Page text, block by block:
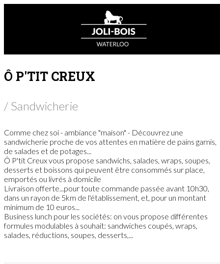
Ô P'TIT CREUX
/ Sandwicherie
Comme chez soi - ambiance "maison" - Découvrez une
sandwicherie proche de vos attentes en matière de pains garnis,
de salades et de potages...
Ô P'tit Creux vous propose sandwichs, salades, wraps, soupes,
desserts et boissons qui peuvent être consommés sur place,
emportés ou livrés à domicile
Livraison offerte...pour toute commande passée avant 10h30,
dans un rayon de 5km de l'établissement, et, pour un montant
minimum de 10 euros...
Business lunch pour les sociétés: on vous propose différentes
formules modulables à souhait: sandwiches coupés, wraps,
salades, réductions, soupes, desserts,...